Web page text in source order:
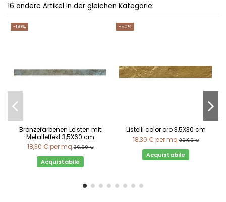
16 andere Artikel in der gleichen Kategorie:
-50%
Bronzefarbenen Leisten mit
Metalleffekt 3,5X60 cm
18,30 € per mq 36,60 €
Acquistabile
-50%
Listelli color oro 3,5X30 cm
18,30 € per mq 36,60 €
Acquistabile